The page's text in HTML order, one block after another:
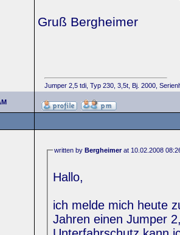
Gruß Bergheimer
Jumper 2,5 tdi, Typ 230, 3,5t, Bj. 2000,
written byBergheimerat 10.02.2008
Hallo,
ich melde mich heute
Jahren einen Jumper